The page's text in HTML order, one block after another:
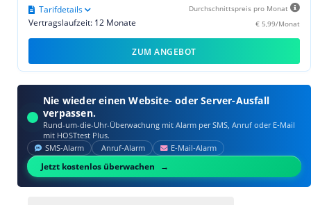
Durchschnittspreis pro Monat
€ 5,99/Monat
Vertragslaufzeit: 12 Monate
Tarifdetails
ZUM ANGEBOT
Nie wieder einen Website- oder Server-Ausfall
verpassen.
Rund-um-die-Uhr-Überwachung mit Alarm per SMS, Anruf oder E‑Mail
mit HOSTtest Plus.
SMS‑Alarm Anruf‑Alarm E‑Mail‑Alarm
Jetzt kostenlos überwachen